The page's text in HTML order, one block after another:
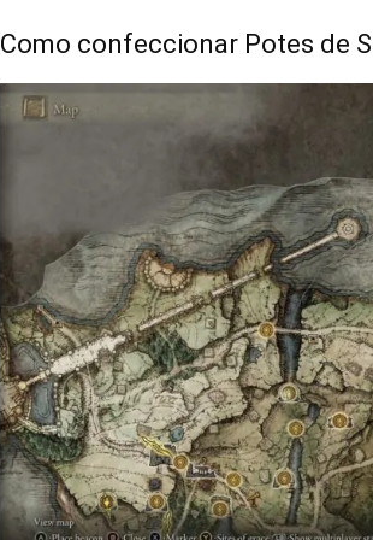
Como confeccionar Potes de